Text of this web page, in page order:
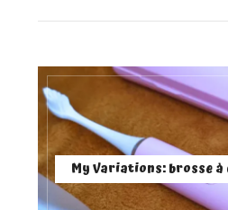
My Variations: brosse